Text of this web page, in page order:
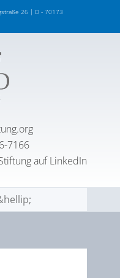
26 | D - 70173
7166
auf LinkedIn